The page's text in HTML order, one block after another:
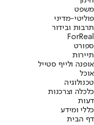
משפט
פוליטי-מדיני
תרבות ובידור
ForReal
ספורט
תיירות
אופנה ולייף סטייל
אוכל
טכנולוגיה
כלכלה וצרכנות
דעות
כללי ומידע
דף הבית